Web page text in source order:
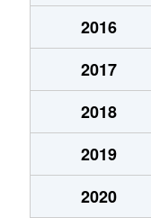
2016
2017
2018
2019
2020